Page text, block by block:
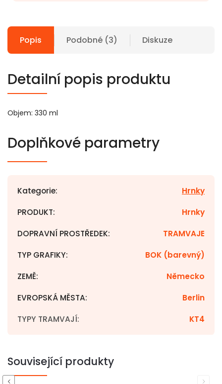
Popis Podobné (3) Diskuze
Detailní popis produktu
Objem: 330 ml
Doplňkové parametry
Kategorie: Hrnky
PRODUKT: Hrnky
DOPRAVNÍ PROSTŘEDEK: TRAMVAJE
TYP GRAFIKY: BOK (barevný)
ZEMĚ: Německo
EVROPSKÁ MĚSTA: Berlin
TYPY TRAMVAJÍ: KT4
Související produkty
Previous Next